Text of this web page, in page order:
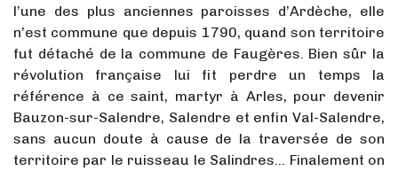
l’une des plus anciennes paroisses d’Ardèche, elle
n’est commune que depuis 1790, quand son territoire
fut détaché de la commune de Faugères. Bien sûr la
révolution française lui fit perdre un temps la
référence à ce saint, martyr à Arles, pour devenir
Bauzon-sur-Salendre, Salendre et enfin Val-Salendre,
sans aucun doute à cause de la traversée de son
territoire par le ruisseau le Salindres… Finalement on